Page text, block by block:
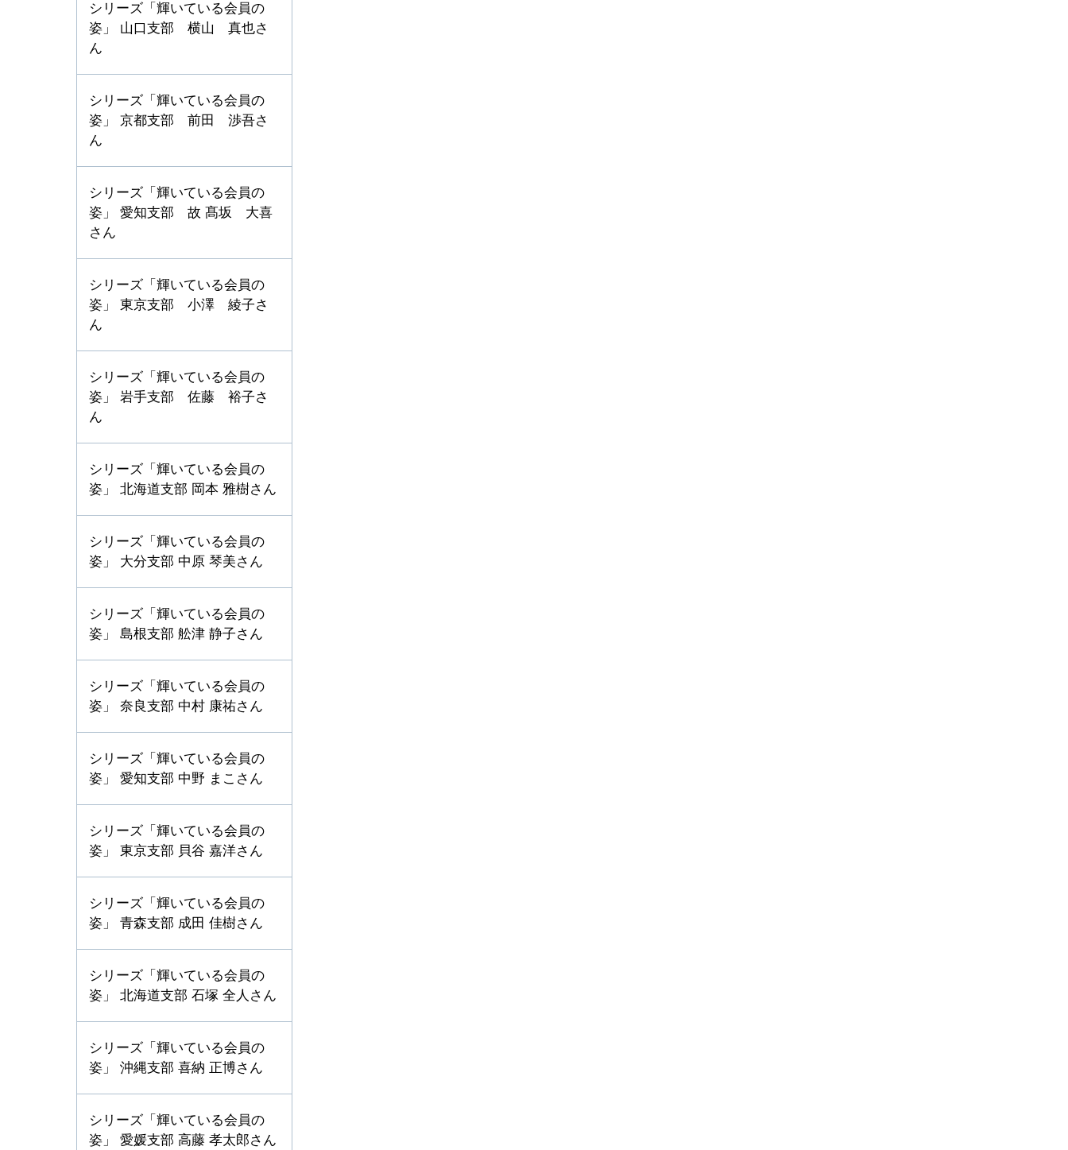
シリーズ「輝いている会員の
姿」 山口支部 横山 真也さ
ん
シリーズ「輝いている会員の
姿」 京都支部 前田 渉吾さ
ん
シリーズ「輝いている会員の
姿」 愛知支部 故 髙坂 大喜
さん
シリーズ「輝いている会員の
姿」 東京支部 小澤 綾子さ
ん
シリーズ「輝いている会員の
姿」 岩手支部 佐藤 裕子さ
ん
シリーズ「輝いている会員の
姿」 北海道支部 岡本 雅樹さん
シリーズ「輝いている会員の
姿」 大分支部 中原 琴美さん
シリーズ「輝いている会員の
姿」 島根支部 舩津 静子さん
シリーズ「輝いている会員の
姿」 奈良支部 中村 康祐さん
シリーズ「輝いている会員の
姿」 愛知支部 中野 まこさん
シリーズ「輝いている会員の
姿」 東京支部 貝谷 嘉洋さん
シリーズ「輝いている会員の
姿」 青森支部 成田 佳樹さん
シリーズ「輝いている会員の
姿」 北海道支部 石塚 全人さん
シリーズ「輝いている会員の
姿」 沖縄支部 喜納 正博さん
シリーズ「輝いている会員の
姿」 愛媛支部 高藤 孝太郎さん